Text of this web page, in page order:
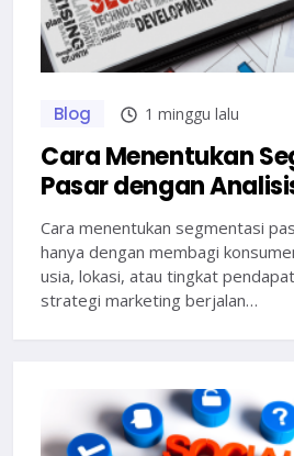
Blog 1 minggu lalu
Cara Menentukan
Pasar dengan
Cara menentukan segmentasi
hanya dengan membagi
usia, lokasi, atau tingkat
strategi marketing berjalan…